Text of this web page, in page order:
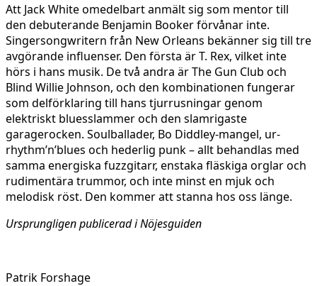
Att Jack White omedelbart anmält sig som mentor till
den debuterande Benjamin Booker förvånar inte.
Singersongwritern från New Orleans bekänner sig till tre
avgörande influenser. Den första är T. Rex, vilket inte
hörs i hans musik. De två andra är The Gun Club och
Blind Willie Johnson, och den kombinationen fungerar
som delförklaring till hans tjurrusningar genom
elektriskt bluesslammer och den slamrigaste
garagerocken. Soulballader, Bo Diddley-mangel, ur-
rhythm’n’blues och hederlig punk – allt behandlas med
samma energiska fuzzgitarr, enstaka fläskiga orglar och
rudimentära trummor, och inte minst en mjuk och
melodisk röst. Den kommer att stanna hos oss länge.
Ursprungligen publicerad i Nöjesguiden
Patrik Forshage